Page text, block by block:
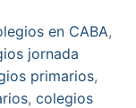
en CABA,
jornada
primarios,
, colegios